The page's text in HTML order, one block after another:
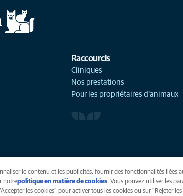
Raccourcis
Cliniques
Nos prestations
Pour les propriétaires d'animaux
le contenu et les publicités, fournir des fonctionnalités liées
notrepolitique en matière de cookies(opens in a new tab)
. Vous pouvez utiliser les
les cookies" pour activer tous les cookies ou sur "Rejeter